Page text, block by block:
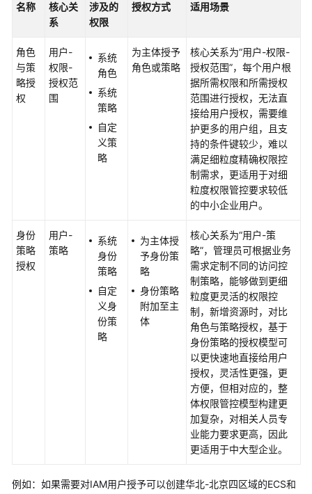
费
快
速
入
佳
实
践
览
名称
核心关
系
涉及的
权限
授权方式 适用场景
角色
与策
略授
权
用户-
权限-
授权范
围
系统
角色
系统
策略
自定
义策
略
为主体授予
角色或策略
核心关系为“用户-权限-
授权范围”，每个用户根
据所需权限和所需授权
范围进行授权，无法直
接给用户授权，需要维
护更多的用户组，且支
持的条件键较少，难以
满足细粒度精确权限控
制需求，更适用于对细
粒度权限管控要求较低
的中小企业用户。
身份
策略
授权
用户-
策略
系统
身份
策略
自定
义身
份策
略
为主体授
予身份策
略
身份策略
附加至主
体
核心关系为“用户-策
略”，管理员可根据业务
需求定制不同的访问控
制策略，能够做到更细
粒度更灵活的权限控
制，新增资源时，对比
角色与策略授权，基于
身份策略的授权模型可
以更快速地直接给用户
授权，灵活性更强，更
方便，但相对应的，整
体权限管控模型构建更
加复杂，对相关人员专
业能力要求更高，因此
更适用于中大型企业。
例如：如果需要对IAM用户授予可以创建华北-北京四区域的ECS和